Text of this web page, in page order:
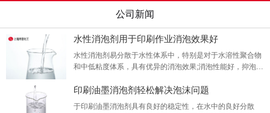
公司新闻
水性消泡剂用于印刷作业消泡效果好
水性消泡剂易分散于水性体系中，特别是对于水溶性聚合物
和中低粘度体系，具有优异的消泡效果;消泡性能好，抑泡时
沫，无副作用，是完全环保的产品。
印刷油墨消泡剂轻松解决泡沫问题
于印刷油墨消泡剂具有良好的稳定性，在水中的良好分散